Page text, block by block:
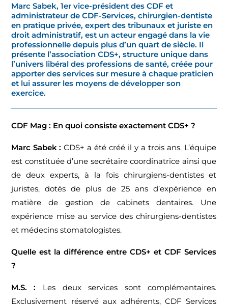
Marc Sabek, 1er vice-président des CDF et
administrateur de CDF-Services, chirurgien-dentiste
en pratique privée, expert des tribunaux et juriste en
droit administratif, est un acteur engagé dans la vie
professionnelle depuis plus d’un quart de siècle. Il
présente l’association CDS+, structure unique dans
l’univers libéral des professions de santé, créée pour
apporter des services sur mesure à chaque praticien
et lui assurer les moyens de développer son
exercice.
CDF Mag : En quoi consiste exactement CDS+ ?
Marc Sabek : CDS+ a été créé il y a trois ans. L’équipe
est constituée d’une secrétaire coordinatrice ainsi que
de deux experts, à la fois chirurgiens-dentistes et
juristes, dotés de plus de 25 ans d’expérience en
matière de gestion de cabinets dentaires. Une
expérience mise au service des chirurgiens-dentistes
et médecins stomatologistes.
Quelle est la différence entre CDS+ et CDF Services
?
M.S. : Les deux services sont complémentaires.
Exclusivement réservé aux adhérents, CDF Services